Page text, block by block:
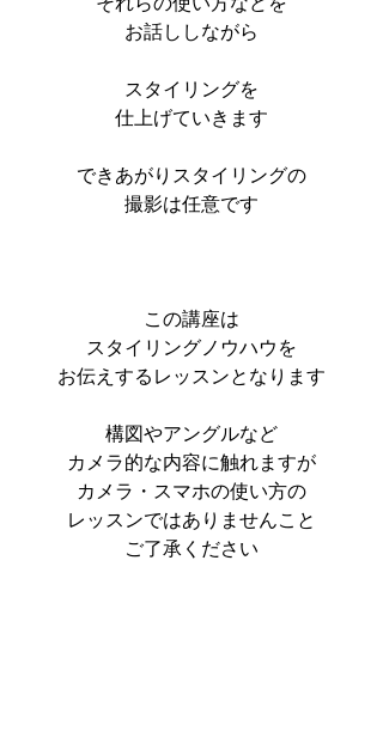
お話ししながら
スタイリングを
仕上げていきます
できあがりスタイリングの
撮影は任意です
この講座は
スタイリングノウハウを
お伝えするレッスンとなります
構図やアングルなど
カメラ的な内容に触れますが
カメラ・スマホの使い方の
レッスンではありませんこと
ご了承ください